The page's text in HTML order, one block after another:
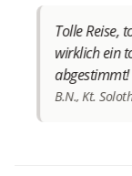
Tolle Reise,
wirklich ein
B.N., Kt.